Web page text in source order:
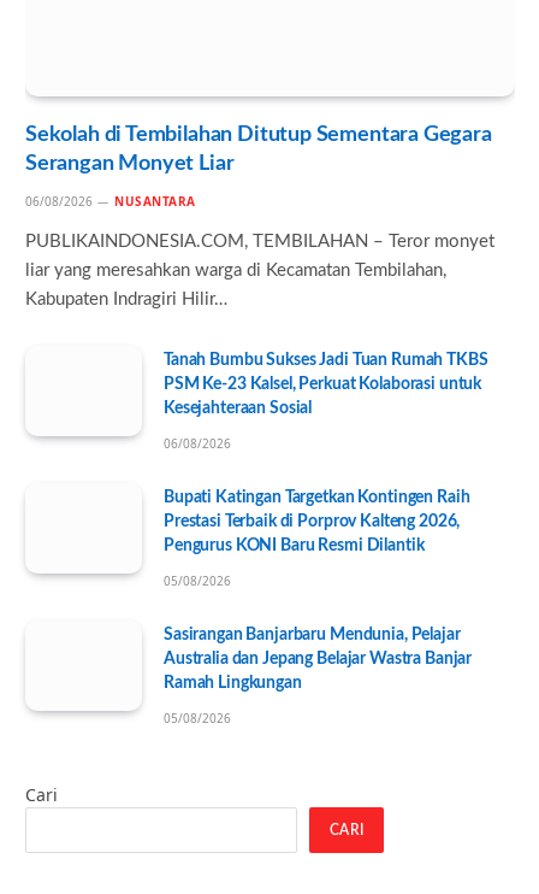
Sekolah di Tembilahan Ditutup Sementara Gegara
Serangan Monyet Liar
06/08/2026 NUSANTARA
PUBLIKAINDONESIA.COM, TEMBILAHAN – Teror monyet
liar yang meresahkan warga di Kecamatan Tembilahan,
Kabupaten Indragiri Hilir…
Tanah Bumbu Sukses Jadi Tuan Rumah TKBS
PSM Ke-23 Kalsel, Perkuat Kolaborasi untuk
Kesejahteraan Sosial
06/08/2026
Bupati Katingan Targetkan Kontingen Raih
Prestasi Terbaik di Porprov Kalteng 2026,
Pengurus KONI Baru Resmi Dilantik
05/08/2026
Sasirangan Banjarbaru Mendunia, Pelajar
Australia dan Jepang Belajar Wastra Banjar
Ramah Lingkungan
05/08/2026
Cari
CARI